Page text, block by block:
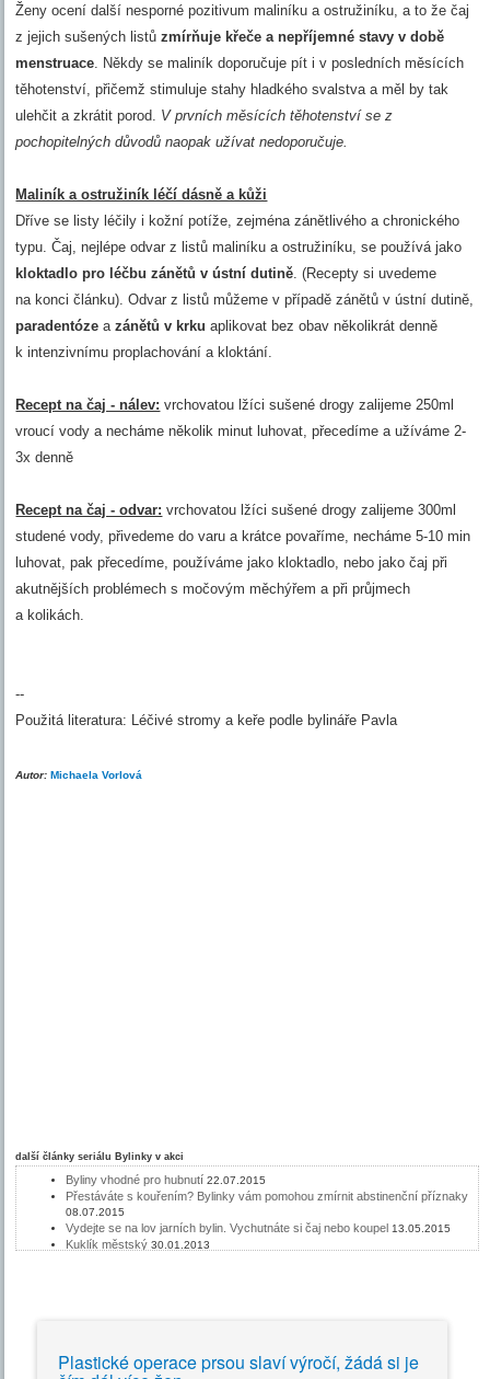
Ženy ocení další nesporné pozitivum maliníku a ostružiníku, a to že čaj
z jejich sušených listůzmírňuje křeče a nepříjemné stavy v době
menstruace. Někdy se maliník doporučuje pít i v posledních měsících
těhotenství, přičemž stimuluje stahy hladkého svalstva a měl by tak
ulehčit a zkrátit porod. V prvních měsících těhotenství se z
pochopitelných důvodů naopak užívat nedoporučuje.
Maliník a ostružiník léčí dásně a kůži
Dříve se listy léčily i kožní potíže, zejména zánětlivého a chronického
typu. Čaj, nejlépe odvar z listů maliníku a ostružiníku, se používá jako
kloktadlo pro léčbu zánětů v ústní dutině. (Recepty si uvedeme
na konci článku). Odvar z listů můžeme v případě zánětů v ústní dutině,
paradentóze azánětů v krku aplikovat bez obav několikrát denně
k intenzivnímu proplachování a kloktání.
Recept na čaj - nálev: vrchovatou lžíci sušené drogy zalijeme 250ml
vroucí vody a necháme několik minut luhovat, přecedíme a užíváme 2-
3x denně
Recept na čaj - odvar: vrchovatou lžíci sušené drogy zalijeme 300ml
studené vody, přivedeme do varu a krátce povaříme, necháme 5-10 min
luhovat, pak přecedíme, používáme jako kloktadlo, nebo jako čaj při
akutnějších problémech s močovým měchýřem a při průjmech
a kolikách.
--
Použitá literatura: Léčivé stromy a keře podle bylináře Pavla
Autor:Michaela Vorlová
další články seriálu Bylinky v akci
Byliny vhodné pro hubnutí 22.07.2015
Přestáváte s kouřením? Bylinky vám pomohou zmírnit abstinenční příznaky
08.07.2015
Vydejte se na lov jarních bylin. Vychutnáte si čaj nebo koupel 13.05.2015
Kuklík městský 30.01.2013
Bylinky a hubnutí25.05.2011
Bylinky a stres18.05.2011
Plastické operace prsou slaví výročí, žádá si je